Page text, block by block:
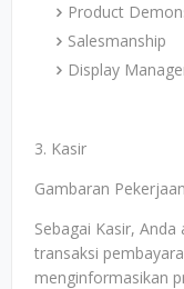
Product
Salesmanship
Display
3. Kasir
Gambaran
Sebagai Kasir,
transaksi
menginformasikan